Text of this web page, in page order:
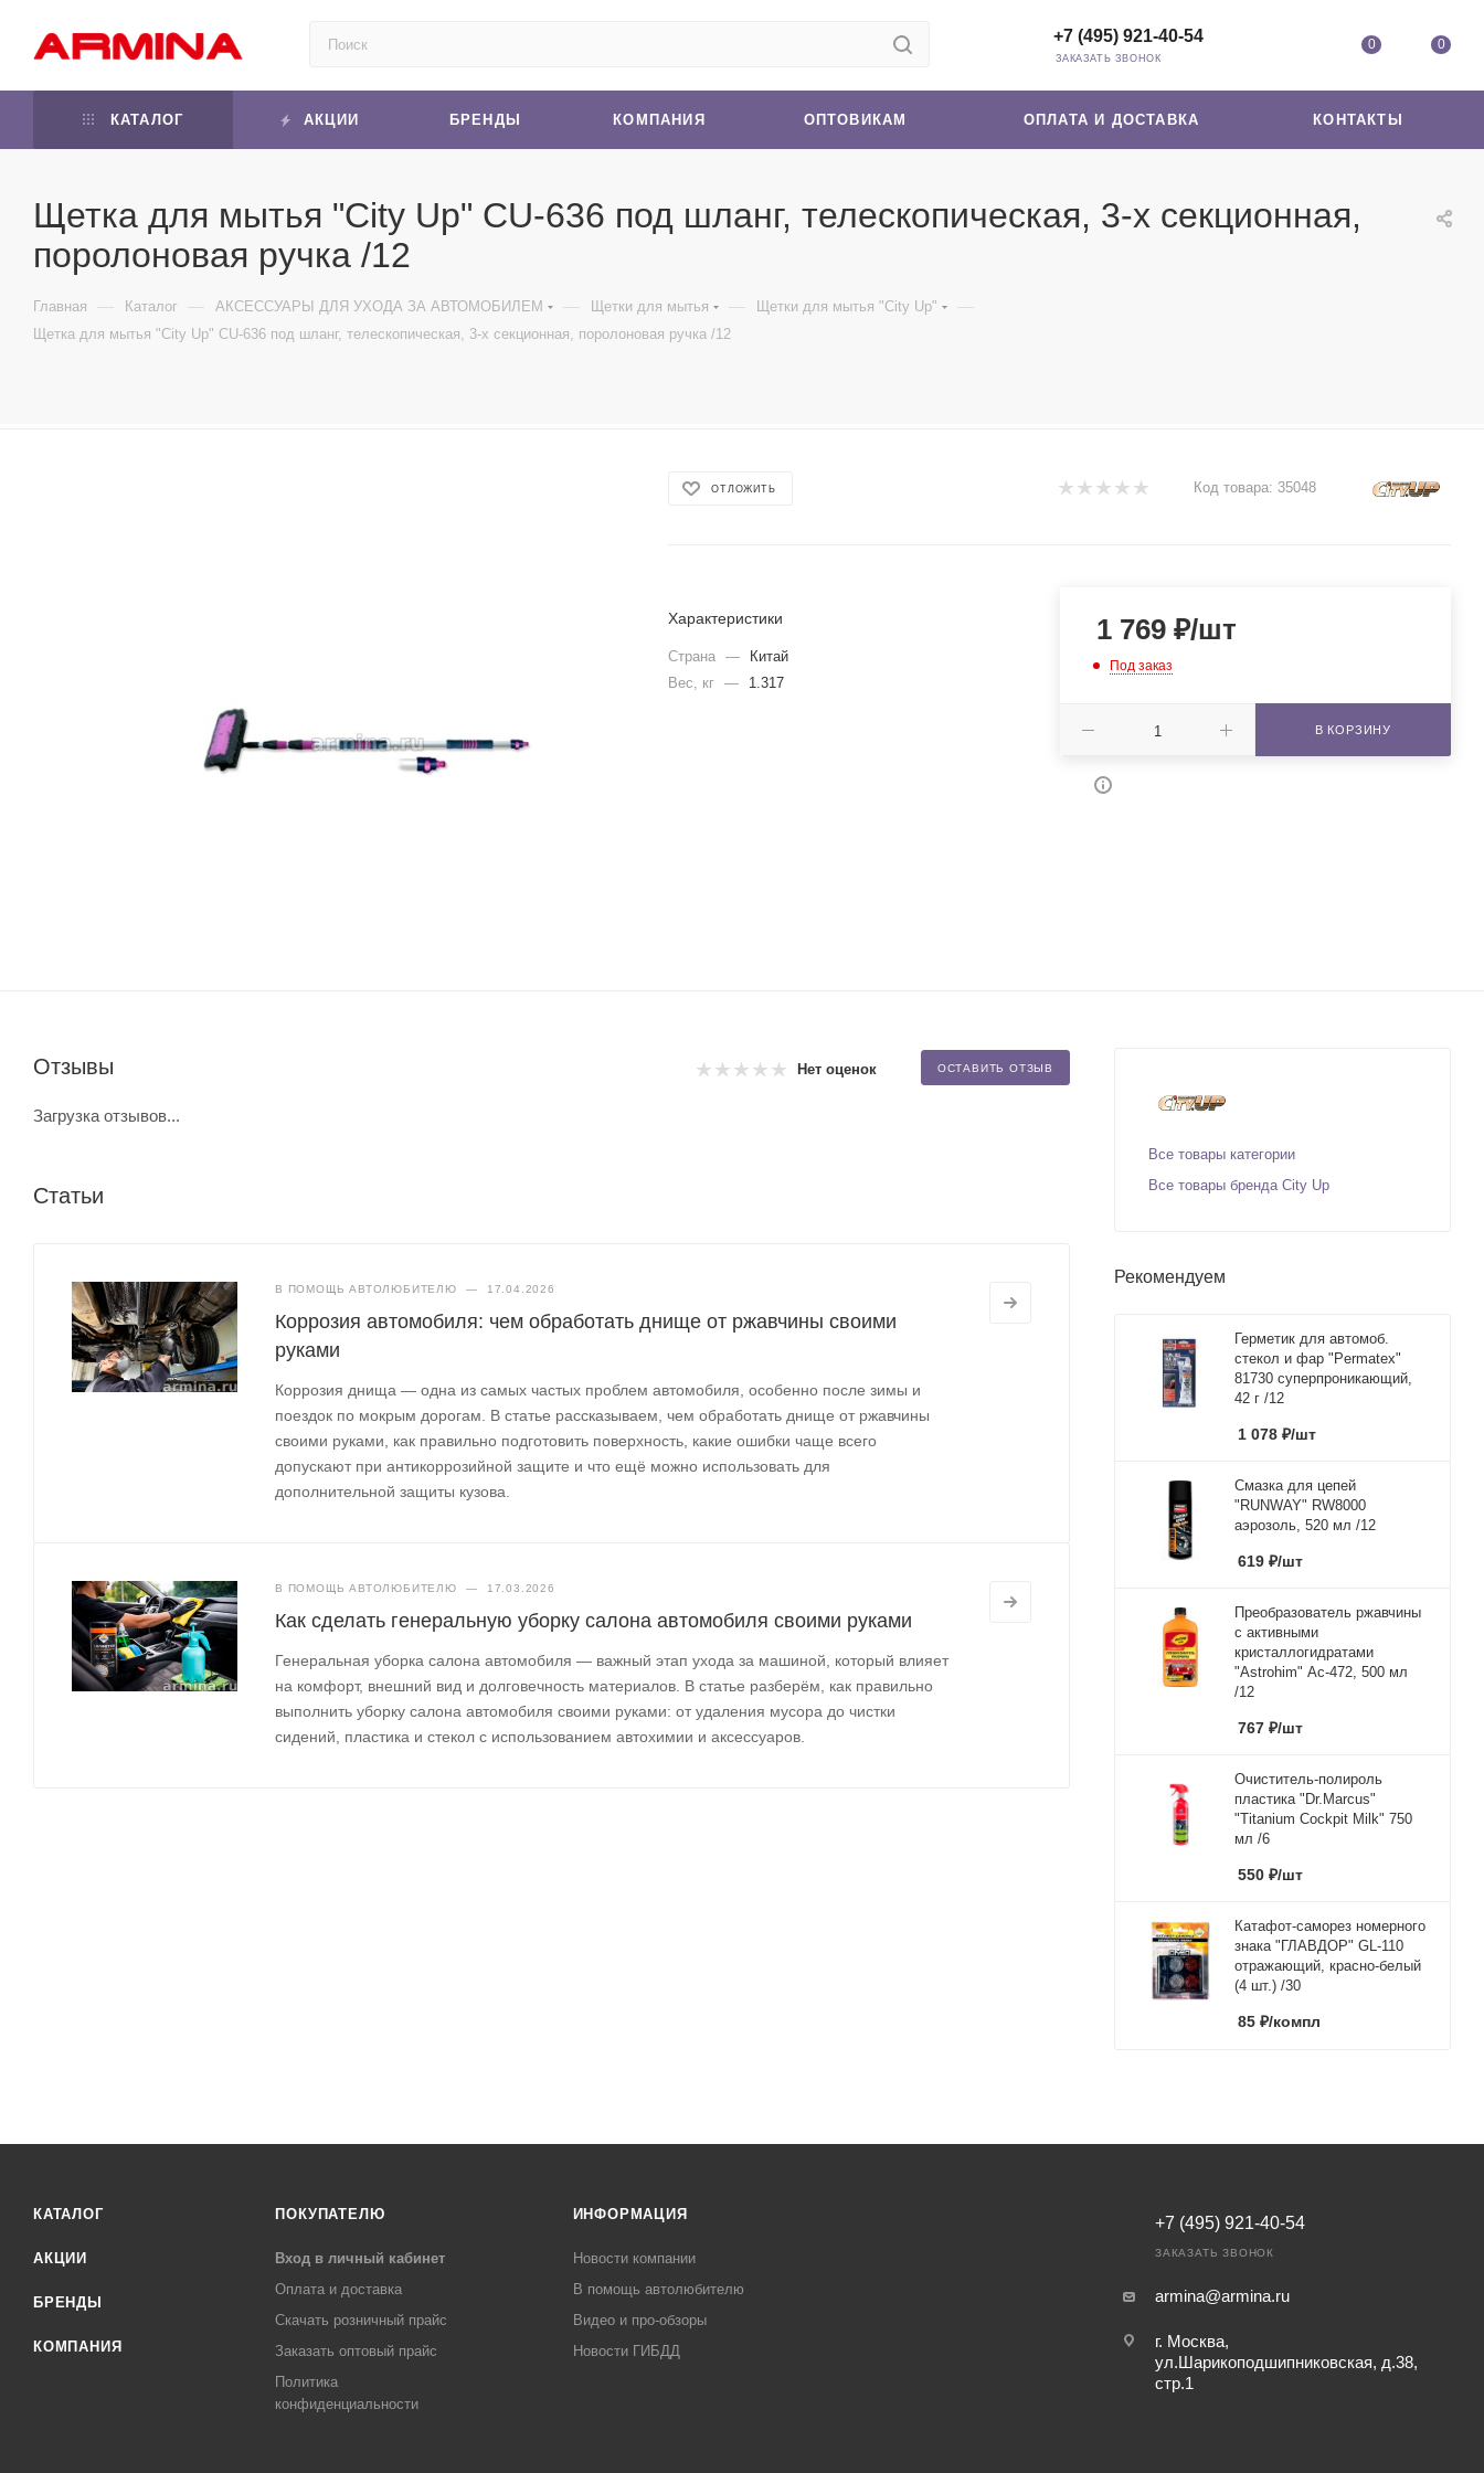
0 0
+7 (495) 921-40-54
ЗАКАЗАТЬ ЗВОНОК
КАТАЛОГ АКЦИИ БРЕНДЫ КОМПАНИЯ ОПТОВИКАМ ОПЛАТА И ДОСТАВКА КОНТАКТЫ
Щетка для мытья "City Up" CU-636 под шланг, телескопическая, 3-х секционная,
поролоновая ручка /12
Главная — Каталог — АКСЕССУАРЫ ДЛЯ УХОДА ЗА АВТОМОБИЛЕМ — Щетки для мытья — Щетки для мытья "City Up" —
Щетка для мытья "City Up" CU-636 под шланг, телескопическая, 3-х секционная, поролоновая ручка /12
ОТЛОЖИТЬ Код товара: 35048
Характеристики
Страна —
Китай
Вес, кг
— 1.317
1 769₽/шт
Под заказ
В КОРЗИНУ
Отзывы Нет оценок ОСТАВИТЬ ОТЗЫВ
Загрузка отзывов...
Статьи
В ПОМОЩЬ АВТОЛЮБИТЕЛЮ — 17.04.2026
Коррозия автомобиля: чем обработать днище от ржавчины своими
руками
Коррозия днища — одна из самых частых проблем автомобиля, особенно после зимы и
поездок по мокрым дорогам. В статье рассказываем, чем обработать днище от ржавчины
своими руками, как правильно подготовить поверхность, какие ошибки чаще всего
допускают при антикоррозийной защите и что ещё можно использовать для
дополнительной защиты кузова.
В ПОМОЩЬ АВТОЛЮБИТЕЛЮ — 17.03.2026
Как сделать генеральную уборку салона автомобиля своими руками
Генеральная уборка салона автомобиля — важный этап ухода за машиной, который влияет
на комфорт, внешний вид и долговечность материалов. В статье разберём, как правильно
выполнить уборку салона автомобиля своими руками: от удаления мусора до чистки
сидений, пластика и стекол с использованием автохимии и аксессуаров.
Все товары категории
Все товары бренда City Up
Рекомендуем
Герметик для автомоб.
стекол и фар "Permatex"
81730 суперпроникающий,
42 г /12
1 078 ₽/шт
Смазка для цепей
"RUNWAY" RW8000
аэрозоль, 520 мл /12
619 ₽/шт
Преобразователь ржавчины
с активными
кристаллогидратами
"Astrohim" Ас-472, 500 мл
/12
767 ₽/шт
Очиститель-полироль
пластика "Dr.Marcus"
"Titanium Cockpit Milk" 750
мл /6
550 ₽/шт
Катафот-саморез номерного
знака "ГЛАВДОР" GL-110
отражающий, красно-белый
(4 шт.) /30
85 ₽/компл
КАТАЛОГ
АКЦИИ
БРЕНДЫ
КОМПАНИЯ
ПОКУПАТЕЛЮ
Вход в личный кабинет
Оплата и доставка
Скачать розничный прайс
Заказать оптовый прайс
Политика
конфиденциальности
ИНФОРМАЦИЯ
Новости компании
В помощь автолюбителю
Видео и про-обзоры
Новости ГИБДД
+7 (495) 921-40-54
ЗАКАЗАТЬ ЗВОНОК
armina@armina.ru
г. Москва,
ул.Шарикоподшипниковская, д.38,
стр.1